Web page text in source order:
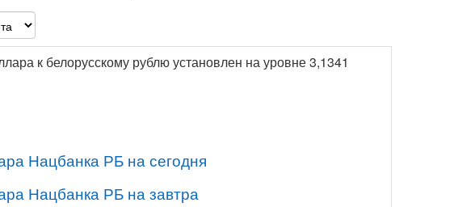
к белорусскому рублю установлен на уровне 3,1341
Нацбанка РБ на сегодня
Нацбанка РБ на завтра